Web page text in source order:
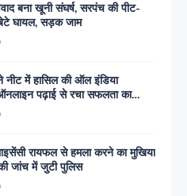
बना खूनी संघर्ष, सरपंच की पीट-
बेटे घायल, सड़क जाम
नीट में हासिल की ऑल इंडिया
पढ़ाई से रचा सफलता का
रायफल से हमला करने का मुखिया
जांच में जुटी पुलिस